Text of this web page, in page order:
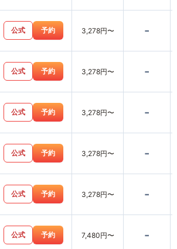
公式 予約 3,278円〜 -
公式 予約 3,278円〜 -
公式 予約 3,278円〜 -
公式 予約 3,278円〜 -
公式 予約 3,278円〜 -
公式 予約 7,480円〜 -